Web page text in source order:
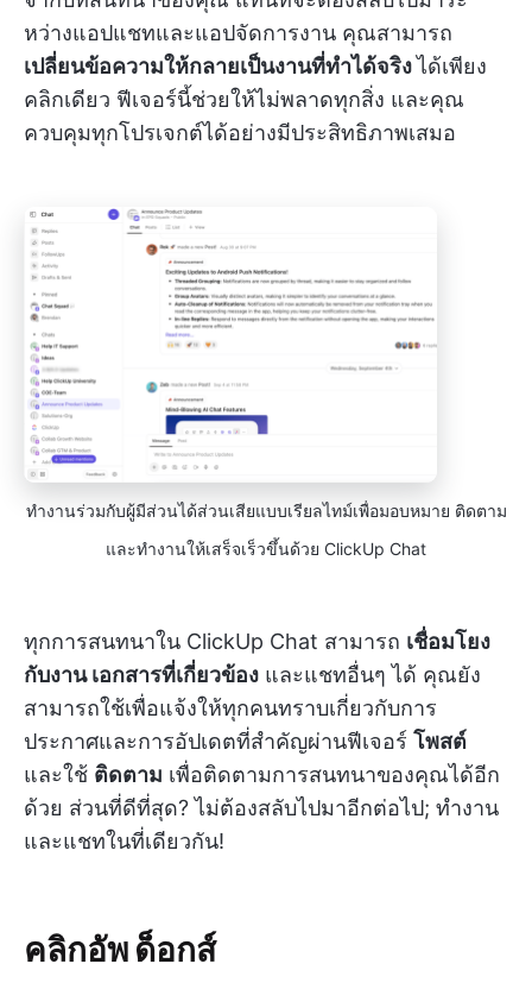
หว่างแอปแชทและแอปจัดการงาน คุณสามารถ
เปลี่ยนข้อความให้กลายเป็นงานที่ทำได้จริงได้เพียง
คลิกเดียว ฟีเจอร์นี้ช่วยให้ไม่พลาดทุกสิ่ง และคุณ
ควบคุมทุกโปรเจกต์ได้อย่างมีประสิทธิภาพเสมอ
ทำงานร่วมกับผู้มีส่วนได้ส่วนเสียแบบเรียลไทม์เพื่อมอบหมาย ติดตาม
และทำงานให้เสร็จเร็วขึ้นด้วย ClickUp Chat
ทุกการสนทนาใน ClickUp Chat สามารถ เชื่อมโยง
กับงาน เอกสารที่เกี่ยวข้อง และแชทอื่นๆ ได้ คุณยัง
สามารถใช้เพื่อแจ้งให้ทุกคนทราบเกี่ยวกับการ
ประกาศและการอัปเดตที่สำคัญผ่านฟีเจอร์ โพสต์
และใช้ ติดตาม เพื่อติดตามการสนทนาของคุณได้อีก
ด้วย ส่วนที่ดีที่สุด? ไม่ต้องสลับไปมาอีกต่อไป; ทำงาน
และแชทในที่เดียวกัน!
คลิกอัพ ด็อกส์